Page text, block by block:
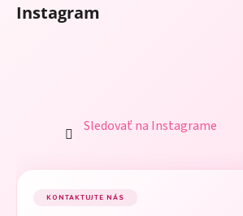
Instagram
Sledovať na Instagrame
KONTAKTUJTE NÁS